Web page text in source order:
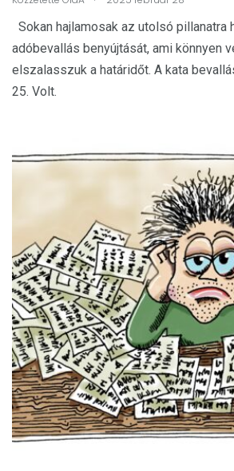
Sokan hajlamosak az utolsó pillanatra
adóbevallás benyújtását, ami könnyen
elszalasszuk a határidőt. A kata
25. Volt.